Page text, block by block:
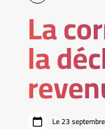
La
la
Le 23